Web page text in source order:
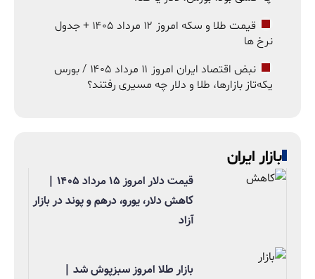
قیمت طلا و سکه امروز ۱۲ مرداد ۱۴۰۵ + جدول
نرخ ها
نبض اقتصاد ایران امروز ۱۱ مرداد ۱۴۰۵ / بورس
یکه‌تاز بازارها، طلا و دلار چه مسیری رفتند؟
بازار ایران
قیمت دلار امروز ۱۵ مرداد ۱۴۰۵ |
کاهش دلار، یورو، درهم و پوند در بازار
آزاد
بازار طلا امروز سبزپوش شد |